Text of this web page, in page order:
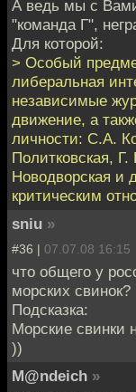
А ведь мы с
"команда Г",
Для которой:
> Особый
либеральная
независимые
движение, а
личности: С.А.
Политковская,
Новодворская и
критическим
sniu »
#36 | 07.07.08 16:15
что общего у
морских свинок?
Подсказка:
Морские свинки
))
M@ndeich »